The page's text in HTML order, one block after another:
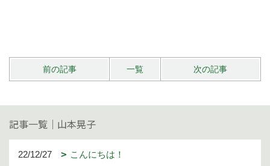
前の記事 一覧 次の記事
記事一覧｜山本晃子
22/12/27 こんにちは！